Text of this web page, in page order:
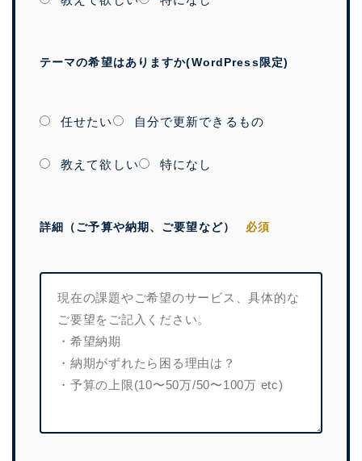
テーマの希望はありますか(WordPress限定)
任せたい 自分で更新できるもの
教えて欲しい 特になし
詳細（ご予算や納期、ご要望など） 必須